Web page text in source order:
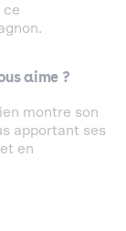
ce
aime ?
montre son
apportant ses
en